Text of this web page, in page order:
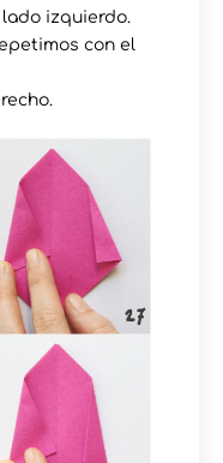
lado izquierdo.
con el